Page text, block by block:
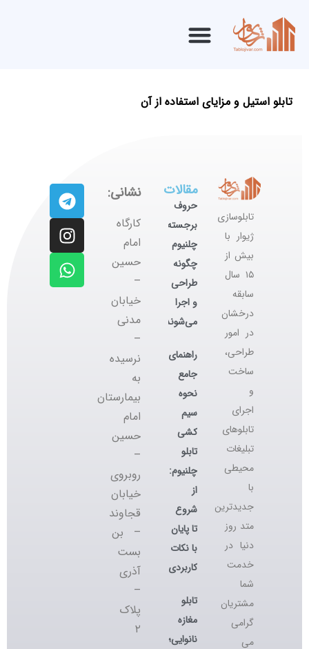
تابلو استیل و مزایای استفاده از آن
تابلوسازی
ژیوار با
بیش از
۱۵ سال
سابقه
درخشان
در امور
طراحی،
ساخت
و
اجرای
تابلوهای
تبلیغات
محیطی
با
جدیدترین
متد روز
دنیا در
خدمت
شما
مشتریان
گرامی
می
مقالات
حروف
برجسته
چلنیوم
چگونه
طراحی
و اجرا
می‌شوند؟
راهنمای
جامع
نحوه
سیم
کشی
تابلو
چلنیوم:
از
شروع
تا پایان
با نکات
کاربردی
تابلو
مغازه
نانوایی؛
نشانی:
کارگاه
‌امام
حسین
–
خیابان
مدنی
–
نرسیده
به
بیمارستان
امام
حسین
–
روبروی
خیابان
قجاوند
– بن
بست
آذری
–
پلاک
۲